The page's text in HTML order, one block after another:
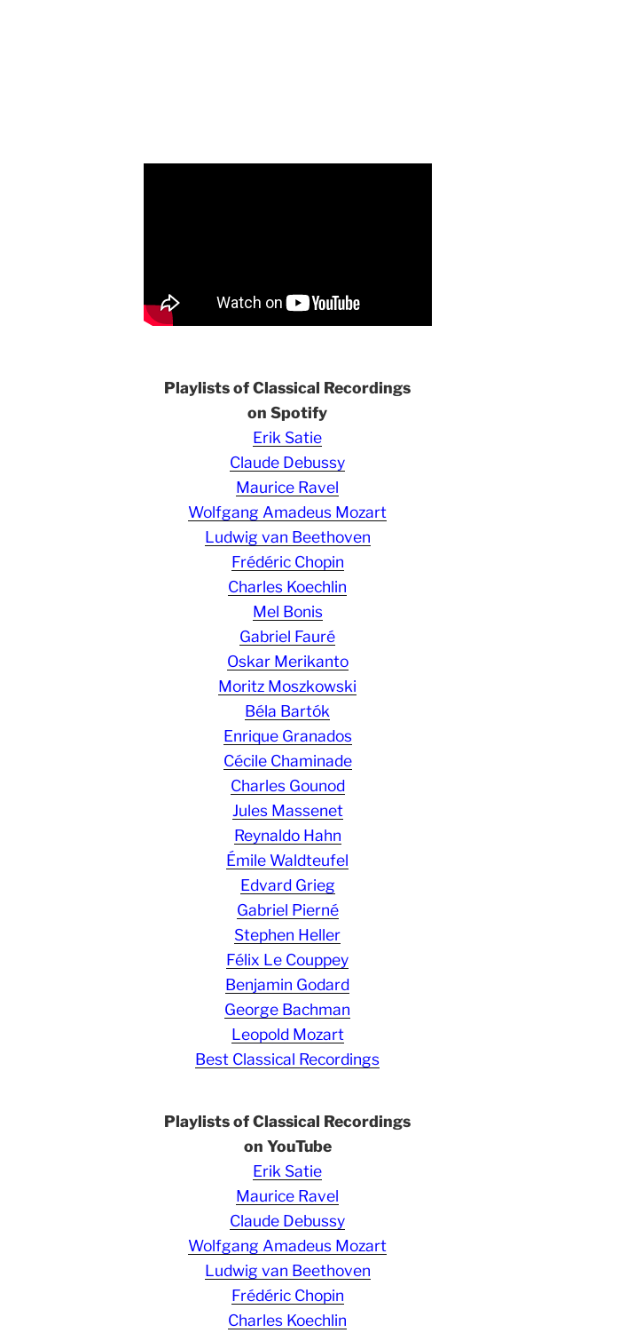
Playlists of Classical Recordings
on Spotify
Erik Satie
Claude Debussy
Maurice Ravel
Wolfgang Amadeus Mozart
Ludwig van Beethoven
Frédéric Chopin
Charles Koechlin
Mel Bonis
Gabriel Fauré
Oskar Merikanto
Moritz Moszkowski
Béla Bartók
Enrique Granados
Cécile Chaminade
Charles Gounod
Jules Massenet
Reynaldo Hahn
Émile Waldteufel
Edvard Grieg
Gabriel Pierné
Stephen Heller
Félix Le Couppey
Benjamin Godard
George Bachman
Leopold Mozart
Best Classical Recordings
Playlists of Classical Recordings
on YouTube
Erik Satie
Maurice Ravel
Claude Debussy
Wolfgang Amadeus Mozart
Ludwig van Beethoven
Frédéric Chopin
Charles Koechlin